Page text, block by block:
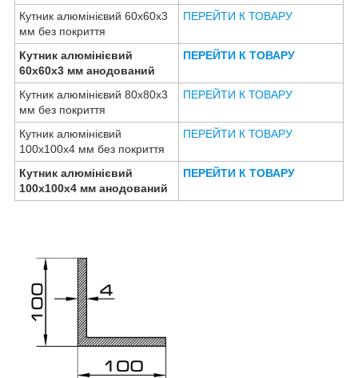
Кутник алюмінієвий 60х60х3
мм без покриття
ПЕРЕЙТИ К ТОВАРУ
Кутник алюмінієвий
60х60х3 мм анодований
ПЕРЕЙТИ К ТОВАРУ
Кутник алюмінієвий 80х80х3
мм без покриття
ПЕРЕЙТИ К ТОВАРУ
Кутник алюмінієвий
100х100х4 мм без покриття
ПЕРЕЙТИ К ТОВАРУ
Кутник алюмінієвий
100х100х4 мм анодований
ПЕРЕЙТИ К ТОВАРУ